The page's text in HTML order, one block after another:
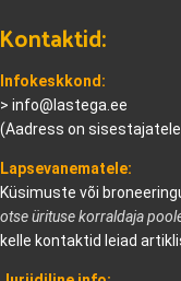
Kontaktid:
Infokeskkond:
> info@lastega.ee
(Aadress on
Lapsevanematele:
Küsimuste või
otse ürituse korraldaja
kelle kontaktid leiad